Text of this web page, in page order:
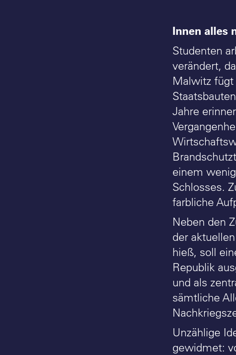
Innen alles
Studenten
verändert,
Malwitz fügt
Jahre
einem
Schlosses.
farbliche
Neben den
der
hieß, soll
Republik
und als
sämtliche
Unzählige
gewidmet: